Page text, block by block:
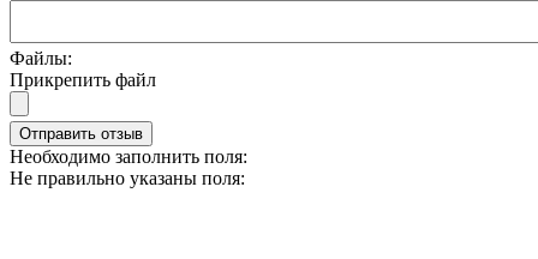
Файлы:
Прикрепить файл
Отправить отзыв
Необходимо заполнить поля:
Не правильно указаны поля: